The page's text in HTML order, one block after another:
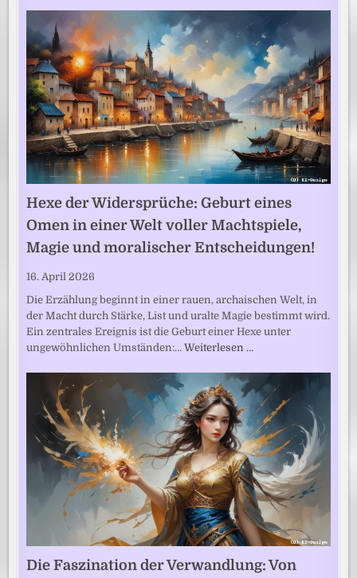
Hexe der Widersprüche: Geburt eines
Omen in einer Welt voller Machtspiele,
Magie und moralischer Entscheidungen!
16. April 2026
Die Erzählung beginnt in einer rauen, archaischen Welt, in
der Macht durch Stärke, List und uralte Magie bestimmt wird.
Ein zentrales Ereignis ist die Geburt einer Hexe unter
ungewöhnlichen Umständen:…Weiterlesen …
Die Faszination der Verwandlung: Von